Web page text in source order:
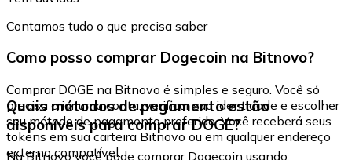
Contamos tudo o que precisa saber
Como posso comprar Dogecoin na Bitnovo?
Comprar DOGE na Bitnovo é simples e seguro. Você só
precisa criar uma conta, verificar sua identidade e escolher
seu método de pagamento preferido. Você receberá seus
tokens em sua carteira Bitnovo ou em qualquer endereço
externo compatível.
Quais métodos de pagamento estão
disponíveis para comprar DOGE?
Na Bitnovo você pode comprar Dogecoin usando: